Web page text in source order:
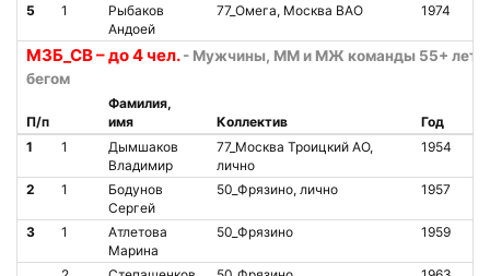
5 1
Рыбаков
Андоей
77_Омега, Москва ВАО 1974
М3Б_СВ – до 4 чел. - Мужчины, ММ и МЖ команды 55+ лет,
бегом
П/п
Фамилия,
имя
Коллектив Год
1
1
Дымшаков
Владимир
77_Москва Троицкий АО,
лично
1954
2 1
Бодунов
Сергей
50_Фрязино, лично 1957
3 1
Атлетова
Марина
50_Фрязино 1959